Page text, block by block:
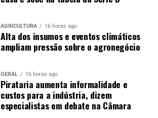
AGRICULTURA 16 horas ago
Alta dos insumos e eventos climáticos
ampliam pressão sobre o agronegócio
GERAL 16 horas ago
Pirataria aumenta informalidade e
custos para a indústria, dizem
especialistas em debate na Câmara